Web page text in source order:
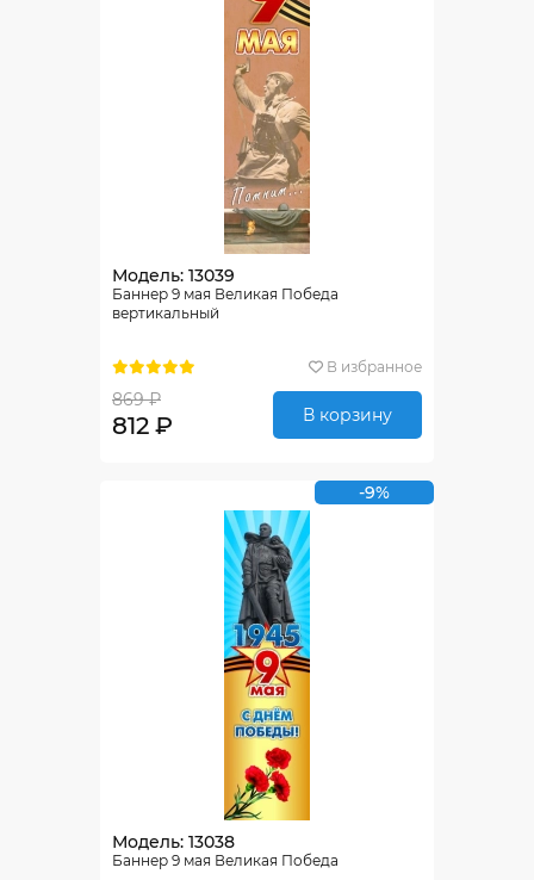
Модель: 13039
Баннер 9 мая Великая Победа
вертикальный
В избранное
869 ₽
812 ₽ В корзину
-9%
Модель: 13038
Баннер 9 мая Великая Победа